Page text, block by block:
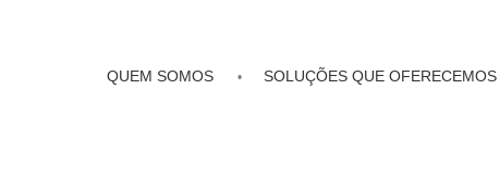
QUEM SOMOS SOLUÇÕES QUE OFERECEMOS